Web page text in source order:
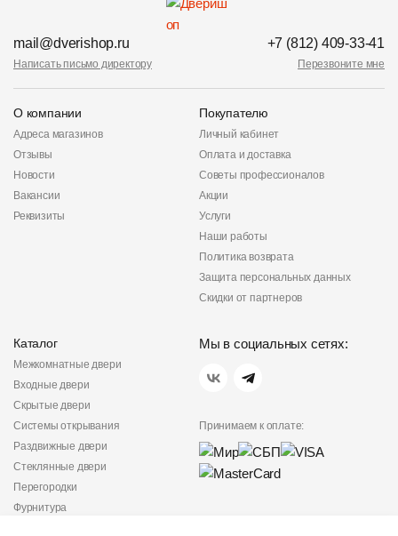
mail@dverishop.ru
Написать письмо директору
+7 (812) 409-33-41
Перезвоните мне
О компании
Адреса магазинов
Отзывы
Новости
Вакансии
Реквизиты
Покупателю
Личный кабинет
Оплата и доставка
Советы профессионалов
Акции
Услуги
Наши работы
Политика возврата
Защита персональных данных
Скидки от партнеров
Каталог
Межкомнатные двери
Входные двери
Скрытые двери
Системы открывания
Раздвижные двери
Стеклянные двери
Перегородки
Фурнитура
Мы в социальных сетях:
Принимаем к оплате: